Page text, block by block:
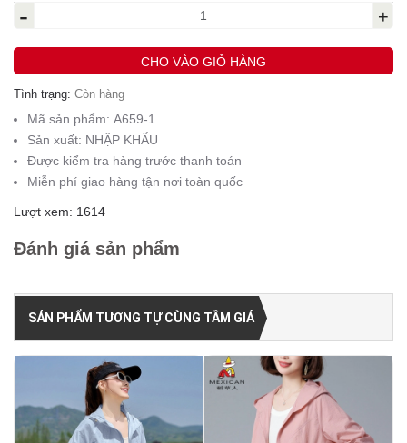
- +
CHO VÀO GIỎ HÀNG
Tình trạng: Còn hàng
Mã sản phẩm: A659-1
Sản xuất: NHẬP KHẨU
Được kiểm tra hàng trước thanh toán
Miễn phí giao hàng tận nơi toàn quốc
Lượt xem: 1614
Đánh giá sản phẩm
SẢN PHẨM TƯƠNG TỰ CÙNG TẦM GIÁ